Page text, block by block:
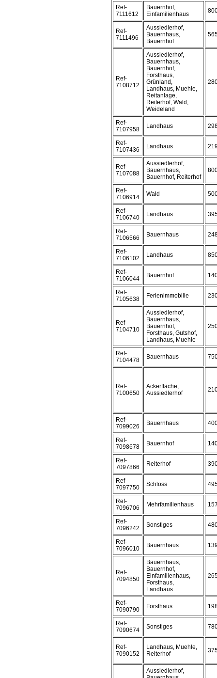
Ref-
7111612
Bauernhof,
Einfamilienhaus
Ref-
7111496
Aussiedlerhof,
Bauernhaus,
Bauernhof
Ref-
7108712
Aussiedlerhof,
Bauernhaus,
Bauernhof,
Forsthaus,
Grünland,
Landhaus, Muehle,
Reitanlage,
Reiterhof, Wald,
Weideland
Ref-
7107958
Landhaus
Ref-
7107436
Landhaus
Ref-
7107088
Aussiedlerhof,
Bauernhaus,
Bauernhof, Reiterhof
Ref-
7106914
Wald
Ref-
7106740
Landhaus
Ref-
7106566
Bauernhaus
Ref-
7106102
Landhaus
Ref-
7106044
Bauernhof
Ref-
7105638
Ferienimmobilie
Ref-
7104710
Aussiedlerhof,
Bauernhaus,
Bauernhof,
Forsthaus, Gutshof,
Landhaus, Muehle
Ref-
7104478
Bauernhaus
Ref-
7100650
Ackerfläche,
Aussiedlerhof
Ref-
7099026
Bauernhaus
Ref-
7098678
Bauernhof
Ref-
7097866
Reiterhof
Ref-
7097750
Schloss
Ref-
7096706
Mehrfamilienhaus
Ref-
7096242
Sonstiges
Ref-
7096010
Bauernhaus
Ref-
7094850
Bauernhaus,
Bauernhof,
Einfamilienhaus,
Forsthaus,
Landhaus
Ref-
7090790
Forsthaus
Ref-
7090674
Sonstiges
Ref-
7090152
Landhaus, Muehle,
Reiterhof
Aussiedlerhof,